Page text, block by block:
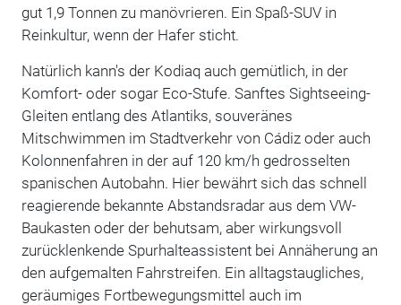
gut 1,9 Tonnen zu manövrieren. Ein Spaß-SUV in
Reinkultur, wenn der Hafer sticht.
Natürlich kann's der Kodiaq auch gemütlich, in der
Komfort- oder sogar Eco-Stufe. Sanftes Sightseeing-
Gleiten entlang des Atlantiks, souveränes
Mitschwimmen im Stadtverkehr von Cádiz oder auch
Kolonnenfahren in der auf 120 km/h gedrosselten
spanischen Autobahn. Hier bewährt sich das schnell
reagierende bekannte Abstandsradar aus dem VW-
Baukasten oder der behutsam, aber wirkungsvoll
zurücklenkende Spurhalteassistent bei Annäherung an
den aufgemalten Fahrstreifen. Ein alltagstaugliches,
geräumiges Fortbewegungsmittel auch im